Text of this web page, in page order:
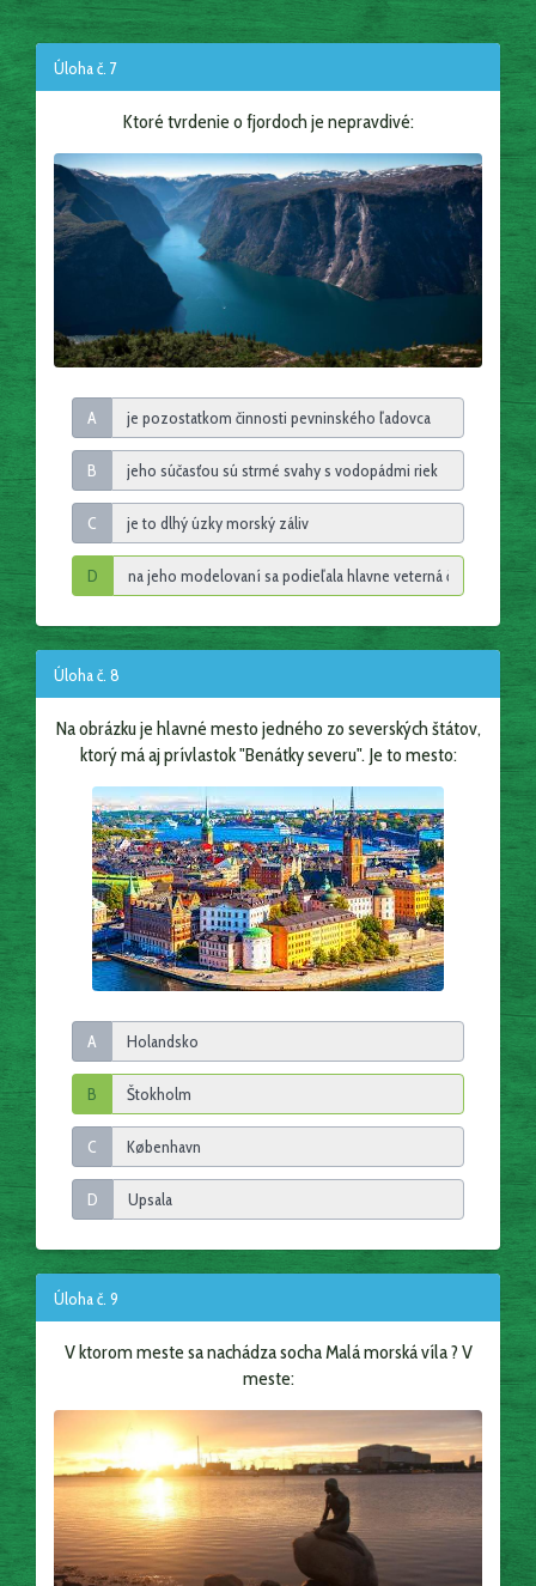
Úloha č. 7
Ktoré tvrdenie o fjordoch je nepravdivé:
A
B
C
D
Úloha č. 8
Na obrázku je hlavné mesto jedného zo severských štátov,
ktorý má aj prívlastok "Benátky severu". Je to mesto:
A
B
C
D
Úloha č. 9
V ktorom meste sa nachádza socha Malá morská víla ? V
meste: